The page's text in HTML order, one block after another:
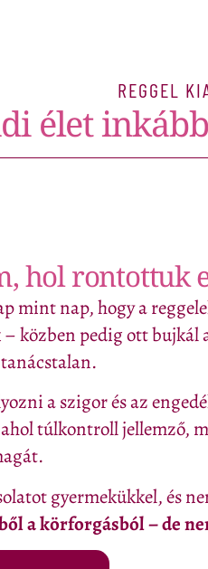
REGGEL
élet
hol rontottuk
mint nap, hogy a
– közben pedig ott
a szigor és az
túlkontroll jellemző,
gyermekükkel, és
a körforgásból – de